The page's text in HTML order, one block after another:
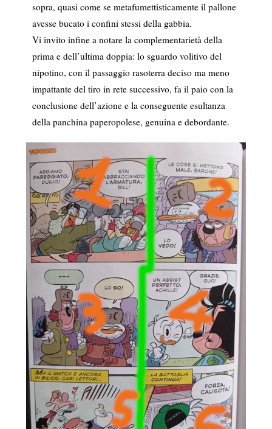
sopra, quasi come se metafumettisticamente il pallone
avesse bucato i confini stessi della gabbia.
Vi invito infine a notare la complementarietà della
prima e dell’ultima doppia: lo sguardo volitivo del
nipotino, con il passaggio rasoterra deciso ma meno
impattante del tiro in rete successivo, fa il paio con la
conclusione dell’azione e la conseguente esultanza
della panchina paperopolese, genuina e debordante.